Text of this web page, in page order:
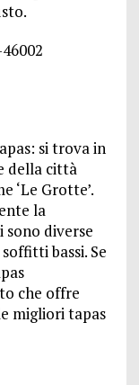
si trova in
della città
‘Le Grotte’.
la
sono diverse
bassi. Se
che offre
migliori tapas